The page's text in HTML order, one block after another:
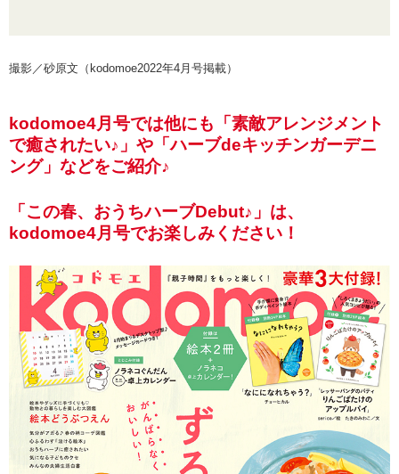
撮影／砂原文（kodomoe2022年4月号掲載）
kodomoe4月号では他にも「素敵アレンジメント
で癒されたい♪」や「ハーブdeキッチンガーデニ
ング」などをご紹介♪
「この春、おうちハーブDebut♪」は、
kodomoe4月号でお楽しみください！